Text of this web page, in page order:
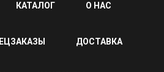
КАТАЛОГ О НАС
ДОСТАВКА